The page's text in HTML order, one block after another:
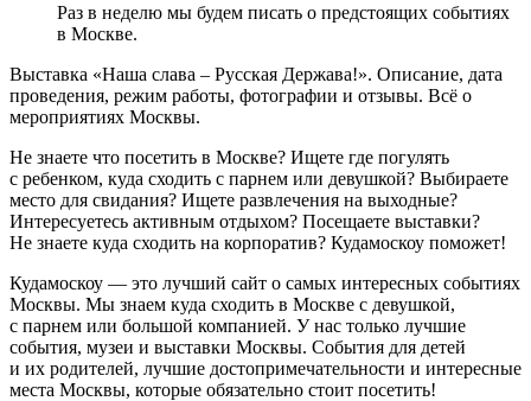
Раз в неделю мы будем писать о предстоящих событиях
в Москве.
Выставка «Наша слава – Русская Держава!». Описание, дата
проведения, режим работы, фотографии и отзывы. Всё о
мероприятиях Москвы.
Не знаете что посетить в Москве? Ищете где погулять
с ребенком, куда сходить с парнем или девушкой? Выбираете
место для свидания? Ищете развлечения на выходные?
Интересуетесь активным отдыхом? Посещаете выставки?
Не знаете куда сходить на корпоратив? Кудамоскоу поможет!
Кудамоскоу — это лучший сайт о самых интересных событиях
Москвы. Мы знаем куда сходить в Москве с девушкой,
с парнем или большой компанией. У нас только лучшие
события, музеи и выставки Москвы. События для детей
и их родителей, лучшие достопримечательности и интересные
места Москвы, которые обязательно стоит посетить!